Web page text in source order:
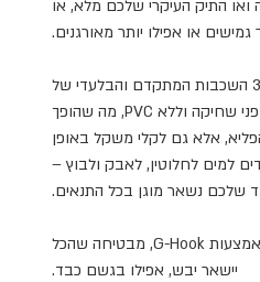
התיק העיקרי שלכם מלא, או
או אפילו יותר מאורגנים.
עשוי מבד 3 השכבות המתקדם והבלעדי של
מה שהופך
אלא גם לקלי משקל באופן
למים לחלוטין, לאבק ולבוץ –
שלכם נשאר מוגן בכל התנאים.
מבטיחה שהכל
יישאר יבש, אפילו בגשם כבד.